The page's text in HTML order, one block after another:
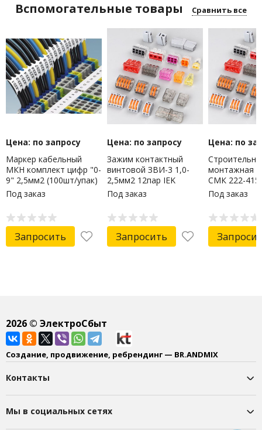
Вспомогательные товары Сравнить все
Цена: по запросу
Маркер кабельный
МКН комплект цифр "0-
9" 2,5мм2 (100шт/упак)
IEK
Под заказ
Запросить
Цена: по запросу
Зажим контактный
винтовой ЗВИ-3 1,0-
2,5мм2 12пар IEK
Под заказ
Запросить
Цена: по
монтажная
СМК 222-415
Под заказ
2026© ЭлектроСбыт
Создание, продвижение, ребрендинг — BR.ANDMIX
Контакты
Мы в социальных сетях